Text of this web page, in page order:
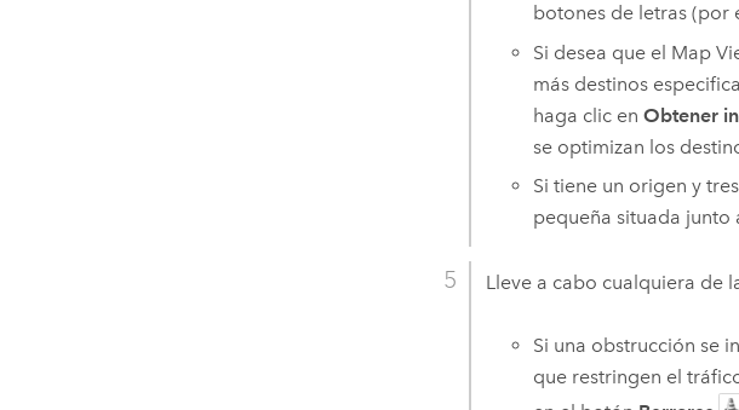
botones de letras (por
Si desea que el Map
más destinos
haga clic en Obtener
se optimizan los
Si tiene un origen y
pequeña situada junto
Lleve a cabo cualquiera de
Si una obstrucción se
que restringen el